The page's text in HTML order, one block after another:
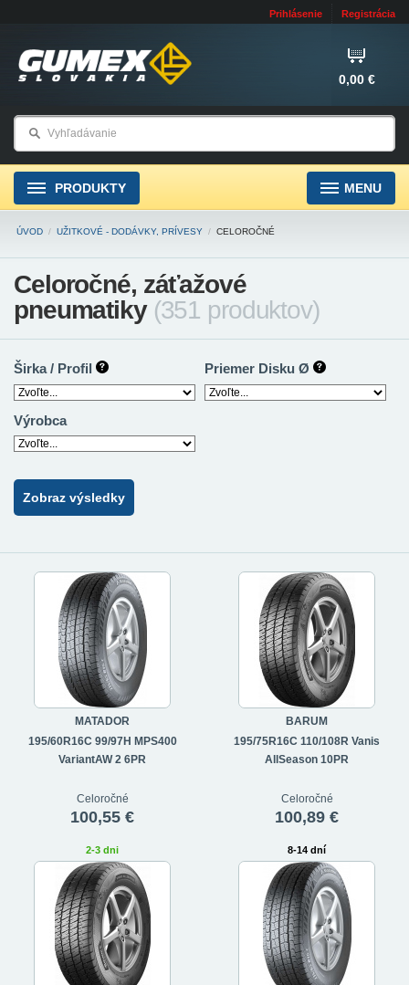
Prihlásenie Registrácia
0,00 €
PRODUKTY MENU
ÚVOD / UŽITKOVÉ - DODÁVKY, PRÍVESY / CELOROČNÉ
Celoročné, záťažové
pneumatiky (351 produktov)
Širka / Profil Priemer Disku Ø
Výrobca
Zobraz výsledky
MATADOR
195/60R16C 99/97H MPS400
VariantAW 2 6PR
Celoročné
100,55 €
2-3 dni
BARUM
195/75R16C 110/108R Vanis
AllSeason 10PR
Celoročné
100,89 €
8-14 dní